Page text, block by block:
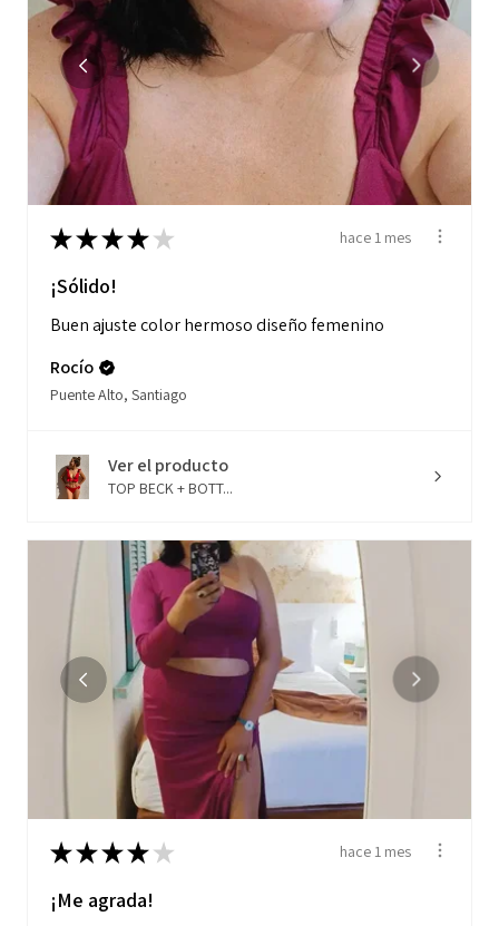
★★★★ ★ hace 1 mes
¡Sólido!
Buen ajuste color hermoso diseño femenino
Rocío
Puente Alto, Santiago
Ver el producto
TOP BECK + BOTT...
★★★★ ★ hace 1 mes
¡Me agrada!